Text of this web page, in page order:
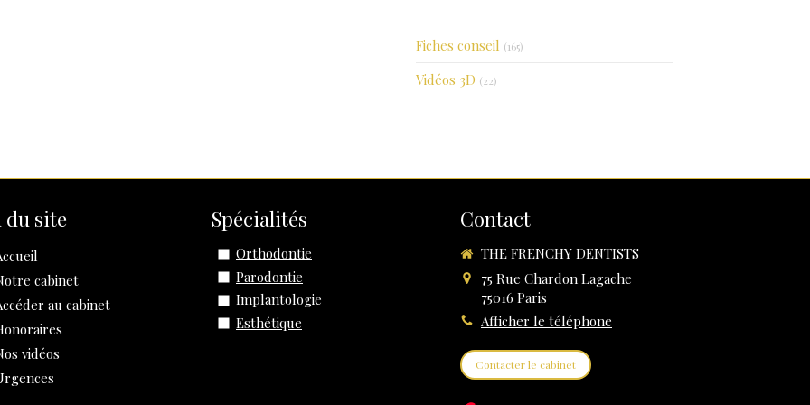
Fiches conseil (165)
Vidéos 3D (22)
du site
cabinet
au cabinet
vidéos
Spécialités
Orthodontie
Parodontie
Implantologie
Esthétique
Contact
THE FRENCHY DENTISTS
75 Rue Chardon Lagache
75016 Paris
Afficher le téléphone
Contacter le cabinet